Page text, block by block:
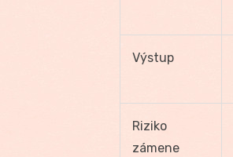
Výstup
Riziko
zámene